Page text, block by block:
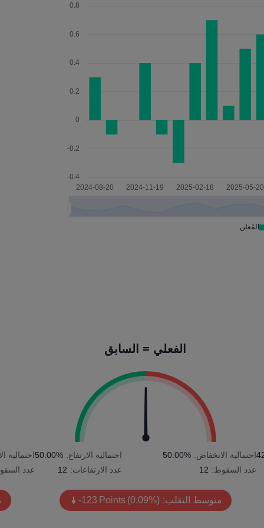
الفعلي = السابق
احتمالية الارتفاع: 50.00%
عدد الارتفاعات: 12
احتمالية الانخفاض: 50.00%
عدد السقوط: 12
متوسط التقلب: -123 Points (0.09%)
احتمالية
عدد